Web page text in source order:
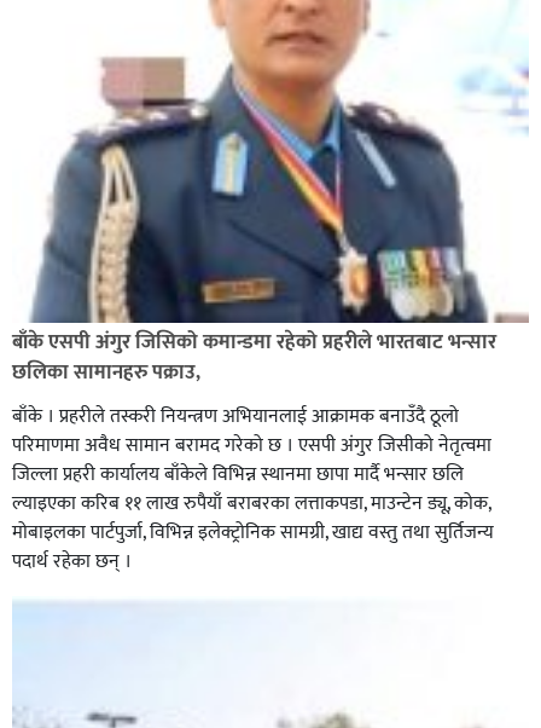
अविरल वर्षाले कालीगण्डकी नदी तटीय क्षेत्रमा रहेको पाल्पाको
पर्यटकीय स्थल रानीमहल डुबानमा,
बाँके एसपी अंगुर जिसिको कमान्डमा रहेको प्रहरीले भारतबाट भन्सार
छलिका सामानहरु पक्राउ,
बाँके । प्रहरीले तस्करी नियन्त्रण अभियानलाई आक्रामक बनाउँदै ठूलो
परिमाणमा अवैध सामान बरामद गरेको छ । एसपी अंगुर जिसीको नेतृत्वमा
जिल्ला प्रहरी कार्यालय बाँकेले विभिन्न स्थानमा छापा मार्दै भन्सार छलि
ल्याइएका करिब ११ लाख रुपैयाँ बराबरका लत्ताकपडा, माउन्टेन ड्यू, कोक,
मोबाइलका पार्टपुर्जा, विभिन्न इलेक्ट्रोनिक सामग्री, खाद्य वस्तु तथा सुर्तिजन्य
पदार्थ रहेका छन् ।